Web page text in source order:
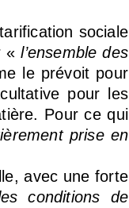
sociale
«l’ensemble des
le prévoit pour
pour les
Pour ce qui
prise en
avec une forte
conditions de